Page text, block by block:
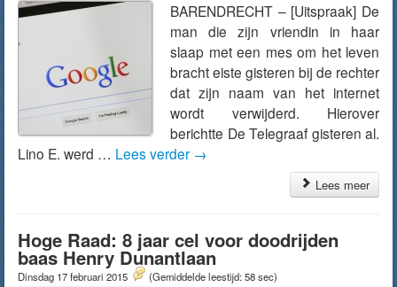
BARENDRECHT – [Uitspraak] De
man die zijn vriendin in haar
slaap met een mes om het leven
bracht eiste gisteren bij de rechter
dat zijn naam van het internet
wordt verwijderd. Hierover
berichtte De Telegraaf gisteren al.
Lino E. werd … Lees verder →
Lees meer
Hoge Raad: 8 jaar cel voor doodrijden
baas Henry Dunantlaan
Dinsdag 17 februari 2015 (Gemiddelde leestijd: 58 sec)